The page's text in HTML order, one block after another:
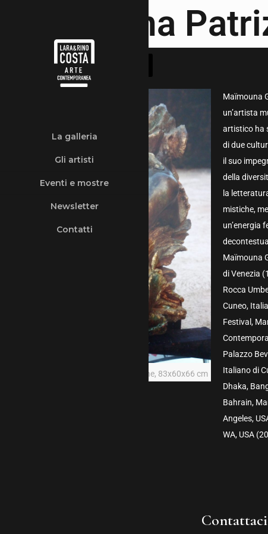
La galleria
Gli artisti
Eventi e mostre
Newsletter
Contatti
Maïmouna
Torna all'elenco degli artisti
Orfeo ed Euridice, 1986, bronzo e patine, 83x60x66 cm
Maïmouna
un’artista
artistico ha
di due
il suo
della
la
mistiche,
un’energia
Maïmouna
di Venezia
Rocca
Cuneo,
Festival,
Palazzo
Italiano di
Dhaka,
Bahrain,
Angeles,
WA, USA